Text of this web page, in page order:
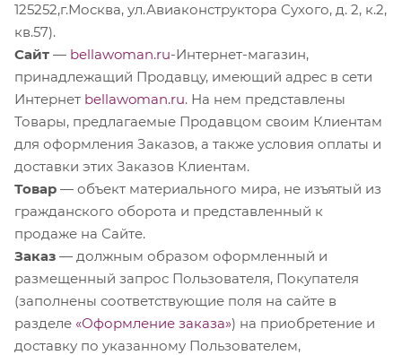
125252,г.Москва, ул.Авиаконструктора Сухого, д. 2, к.2,
кв.57).
Сайт — bellawoman.ru-Интернет-магазин,
принадлежащий Продавцу, имеющий адрес в сети
Интернет bellawoman.ru. На нем представлены
Товары, предлагаемые Продавцом своим Клиентам
для оформления Заказов, а также условия оплаты и
доставки этих Заказов Клиентам.
Товар — объект материального мира, не изъятый из
гражданского оборота и представленный к
продаже на Сайте.
Заказ — должным образом оформленный и
размещенный запрос Пользователя, Покупателя
(заполнены соответствующие поля на сайте в
разделе «Оформление заказа») на приобретение и
доставку по указанному Пользователем,